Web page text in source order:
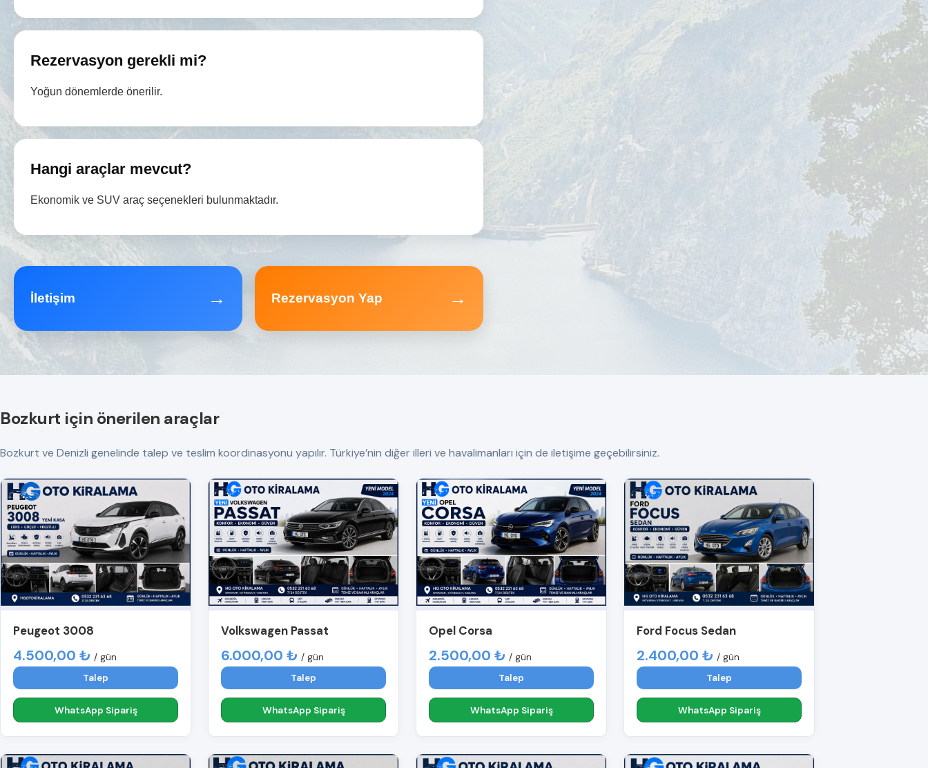
Rezervasyon gerekli mi?
Yoğun dönemlerde önerilir.
Hangi araçlar mevcut?
Ekonomik ve SUV araç seçenekleri bulunmaktadır.
İletişim → Rezervasyon Yap →
Bozkurt için önerilen araçlar
Bozkurt ve Denizli genelinde talep ve teslim koordinasyonu yapılır. Türkiye’nin diğer illeri ve havalimanları için de iletişime geçebilirsiniz.
Peugeot 3008
4.500,00 ₺ / gün
Talep
WhatsApp Sipariş
Volkswagen Passat
6.000,00 ₺ / gün
Talep
WhatsApp Sipariş
Opel Corsa
2.500,00 ₺ / gün
Talep
WhatsApp Sipariş
Ford Focus Sedan
2.400,00 ₺ / gün
Talep
WhatsApp Sipariş